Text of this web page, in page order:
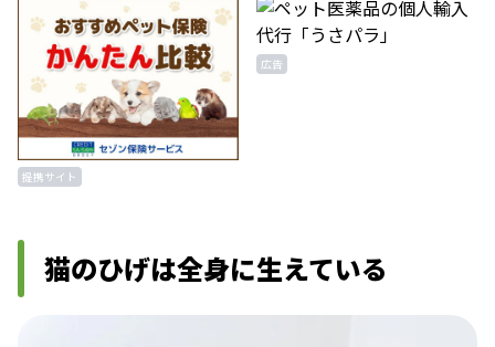
提携サイト
広告
猫のひげは全身に生えている